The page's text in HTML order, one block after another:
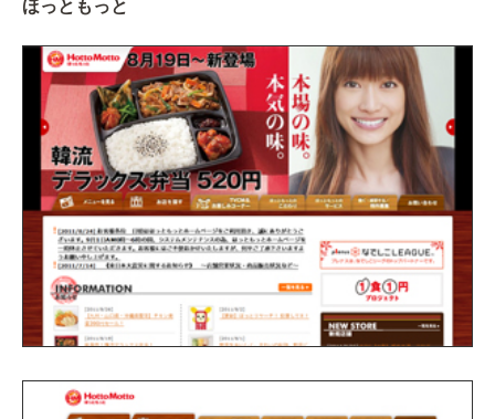
ほっともっと